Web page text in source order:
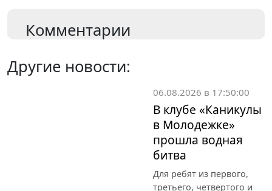
Комментарии
Другие новости:
06.08.2026 в 17:50:00
В клубе «Каникулы
в Молодежке»
прошла водная
битва
Для ребят из первого,
третьего, четвертого и